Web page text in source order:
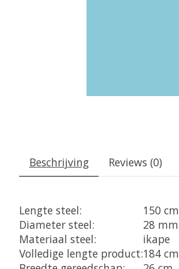
Beschrijving Reviews (0)
Lengte steel:
150 cm
Diameter steel:
28 mm
Materiaal steel:
ikape
Volledige lengte product:184 cm